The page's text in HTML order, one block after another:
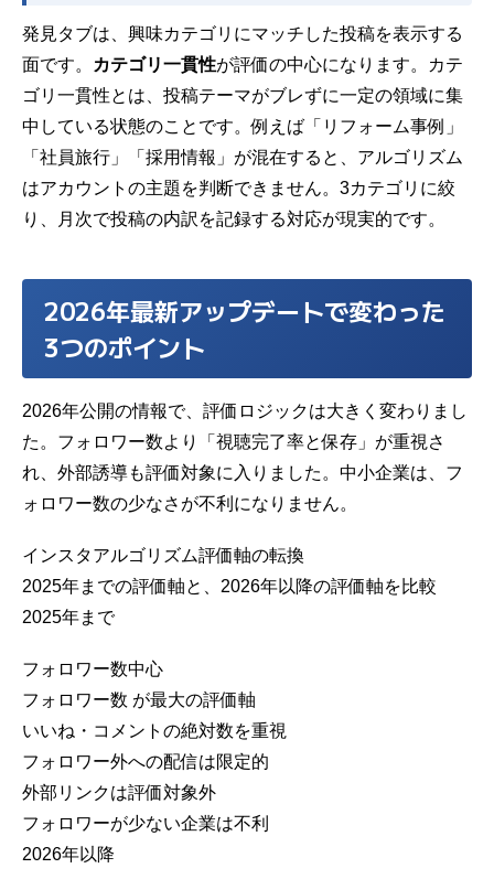
発見タブは、興味カテゴリにマッチした投稿を表示する
面です。
カテゴリ一貫性が評価の中心になります。カテ
ゴリ一貫性とは、投稿テーマがブレずに一定の領域に集
中している状態のことです。例えば「リフォーム事例」
「社員旅行」「採用情報」が混在すると、アルゴリズム
はアカウントの主題を判断できません。3カテゴリに絞
り、月次で投稿の内訳を記録する対応が現実的です。
2026年最新アップデートで変わった
3つのポイント
2026年公開の情報で、評価ロジックは大きく変わりまし
た。フォロワー数より「視聴完了率と保存」が重視さ
れ、外部誘導も評価対象に入りました。中小企業は、フ
ォロワー数の少なさが不利になりません。
インスタアルゴリズム評価軸の転換
2025年までの評価軸と、2026年以降の評価軸を比較
2025年まで
フォロワー数中心
フォロワー数 が最大の評価軸
いいね・コメントの絶対数を重視
フォロワー外への配信は限定的
外部リンクは評価対象外
フォロワーが少ない企業は不利
2026年以降